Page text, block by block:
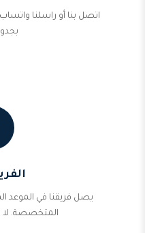
اتصل بنا أو راسلنا
يصل فريقنا في الموعد
المتخصصة. لا